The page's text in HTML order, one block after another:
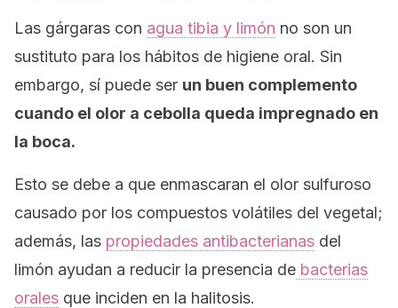
Las gárgaras con agua tibia y limón no son un
sustituto para los hábitos de higiene oral. Sin
embargo, sí puede ser un buen complemento
cuando el olor a cebolla queda impregnado en
la boca.
Esto se debe a que enmascaran el olor sulfuroso
causado por los compuestos volátiles del vegetal;
además, las propiedades antibacterianas del
limón ayudan a reducir la presencia de bacterias
orales que inciden en la halitosis.